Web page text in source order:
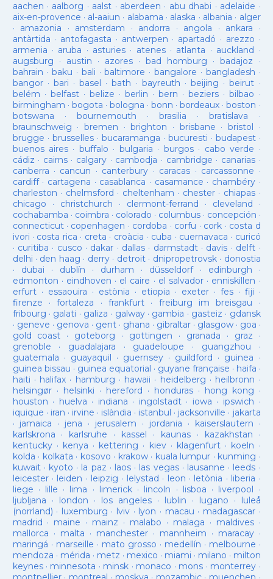
aachen · aalborg · aalst · aberdeen · abu dhabi · adelaide ·
aix-en-provence · al-aaiun · alabama · alaska · albania · alger
· amazonia · amsterdam · andorra · angola · ankara ·
antàrtida · antofagasta · antwerpen · apartadó · arezzo ·
armenia · aruba · asturies· atenes· atlanta · auckland ·
augsburg · austin · azores·bad homburg ·badajoz ·
bahrain ·baku · bali ·baltimore ·bangalore · bangladesh ·
bangor· bari ·basel ·bath · bayreuth ·beijing ·beirut ·
belém · belfast· belize · berlin ·bern ·beziers ·bilbao ·
birmingham · bogota · bologna ·bonn ·bordeaux ·boston ·
botswana · bournemouth ·brasilia ·bratislava ·
braunschweig · bremen ·brighton · brisbane · bristol ·
brugge · brusselles· bucaramanga · bucuresti · budapest·
buenos aires· buffalo · bulgaria · burgos· cabo verde ·
cádiz · cairns· calgary · cambodja · cambridge · canarias·
canberra · cancun · canterbury · caracas · carcassonne ·
cardiff· cartagena · casablanca · casamance · chambéry·
charleston · chelmsford · cheltenham · chester· chiapas ·
chicago · christchurch · clermont-ferrand · cleveland ·
cochabamba · coimbra · colorado · columbus· concepción ·
connecticut· copenhagen · cordoba · corfu · cork · costa d
ivori · costa rica · creta · croàcia · cuba · cuernavaca · curicó
· curitiba · cusco · dakar · dallas · darmstadt· davis · delft ·
delhi · den haag · derry· detroit· dnipropetrovsk· donostia
· dubai · dublín · durham · düsseldorf· edinburgh ·
edmonton · eindhoven · el caire · el salvador · enniskillen ·
erfurt· essaouira · estònia · etiopia · exeter· fes· fiji ·
firenze ·fortaleza · frankfurt· freiburg im breisgau ·
fribourg · galati · galiza · galway· gambia · gasteiz · gdansk
· geneve · genova · gent· ghana · gibraltar· glasgow· goa ·
gold coast · goteborg · gottingen · granada · graz ·
grenoble · guadalajara · guadeloupe · guangzhou ·
guatemala · guayaquil · guernsey· guildford · guinea ·
guinea bissau · guinea equatorial · guyane française · haifa ·
haiti · halifax · hamburg · hawaii · heidelberg · heilbronn ·
helsingør· helsinki · hereford · honduras· hong kong ·
houston · huelva · indiana · ingolstadt· iowa · ipswich ·
iquique · iran · irvine · islàndia · istanbul · jacksonville · jakarta
· jamaica · jena · jerusalem · jordania · kaiserslautern ·
karlskrona · karlsruhe · kassel · kaunas· kazakhstan ·
kentucky· kenya · kettering · kiev· klagenfurt · koeln ·
kolda · kolkata · kosovo · krakow· kuala lumpur · kunming ·
kuwait· kyoto · la paz · laos· las vegas· lausanne · leeds ·
leicester· leiden · leipzig · lelystad · leon · letònia · liberia ·
liege · lille · lima · limerick· lincoln · lisboa · liverpool ·
ljubljana · london · los angeles· lublin · lugano · luleå
(norrland) · luxemburg · lviv · lyon · macau · madagascar·
madrid · maine · mainz · malabo · malaga · maldives·
mallorca · malta · manchester· mannheim · maracay·
maringá · marseille · mato grosso · medellín · melbourne ·
mendoza · mérida · metz · mexico · miami · milano · milton
keynes· minnesota · minsk · monaco · mons · monterrey ·